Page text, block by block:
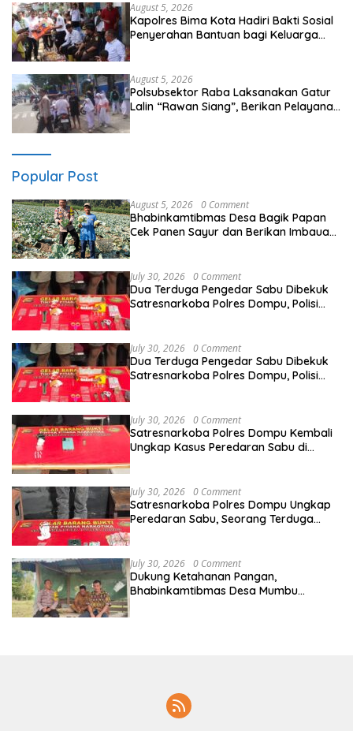
August 5, 2026
Kapolres Bima Kota Hadiri Bakti Sosial
Penyerahan Bantuan bagi Keluarga
August 5, 2026
Polsubsektor Raba Laksanakan Gatur
Lalin “Rawan Siang”, Berikan Pelayanan
Popular Post
August 5, 2026 0 Comment
Bhabinkamtibmas Desa Bagik Papan
Cek Panen Sayur dan Berikan Imbauan
July 30, 2026 0 Comment
Dua Terduga Pengedar Sabu Dibekuk
Satresnarkoba Polres Dompu, Polisi
July 30, 2026 0 Comment
Dua Terduga Pengedar Sabu Dibekuk
Satresnarkoba Polres Dompu, Polisi
July 30, 2026 0 Comment
Satresnarkoba Polres Dompu Kembali
Ungkap Kasus Peredaran Sabu di
July 30, 2026 0 Comment
Satresnarkoba Polres Dompu Ungkap
Peredaran Sabu, Seorang Terduga
July 30, 2026 0 Comment
Dukung Ketahanan Pangan,
Bhabinkamtibmas Desa Mumbu